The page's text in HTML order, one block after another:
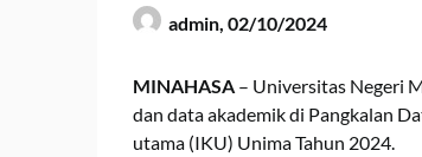
admin, 02/10/2024
MINAHASA – Universitas Negeri
dan data akademik di Pangkalan
utama (IKU) Unima Tahun 2024.